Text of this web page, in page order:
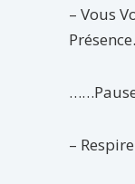
– Vous
–